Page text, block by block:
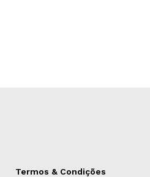
Termos & Condições